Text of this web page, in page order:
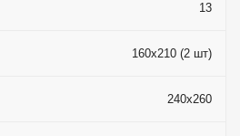
13
160x210 (2 шт)
240x260